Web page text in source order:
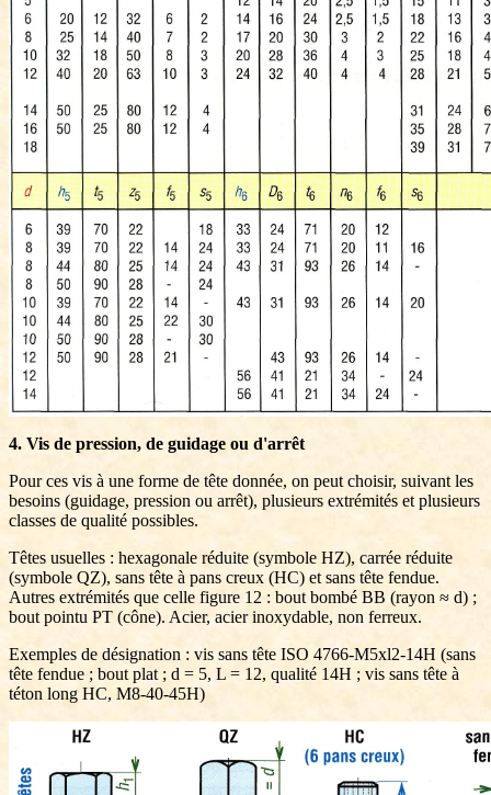
4. Vis de pression, de guidage ou d'arrêt
Pour ces vis à une forme de tête donnée, on peut choisir, suivant les
besoins (guidage, pression ou arrêt), plusieurs extrémités et plusieurs
classes de qualité possibles.
Têtes usuelles : hexagonale réduite (symbole HZ), carrée réduite
(symbole QZ), sans tête à pans creux (HC) et sans tête fendue.
Autres extrémités que celle figure 12 : bout bombé BB (rayon ≈ d) ;
bout pointu PT (cône). Acier, acier inoxydable, non ferreux.
Exemples de désignation : vis sans tête ISO 4766-M5xl2-14H (sans
tête fendue ; bout plat ; d = 5, L = 12, qualité 14H ; vis sans tête à
téton long HC, M8-40-45H)